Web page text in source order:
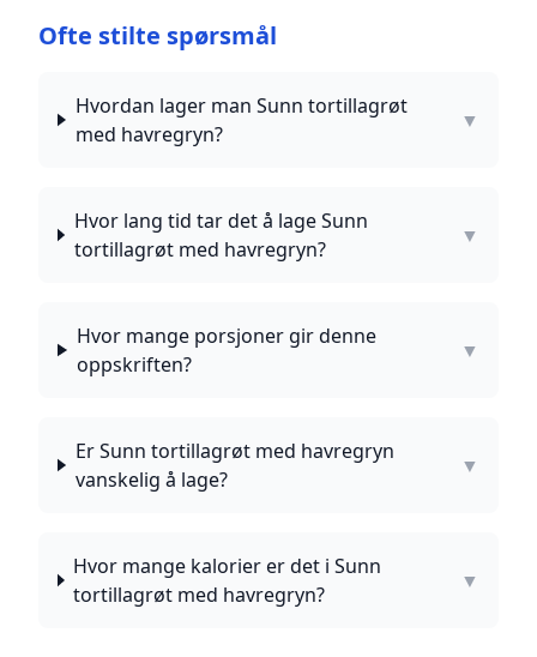
Ofte stilte spørsmål
Hvordan lager man Sunn tortillagrøt
med havregryn?
▼
Hvor lang tid tar det å lage Sunn
tortillagrøt med havregryn?
▼
Hvor mange porsjoner gir denne
oppskriften?
▼
Er Sunn tortillagrøt med havregryn
vanskelig å lage?
▼
Hvor mange kalorier er det i Sunn
tortillagrøt med havregryn?
▼